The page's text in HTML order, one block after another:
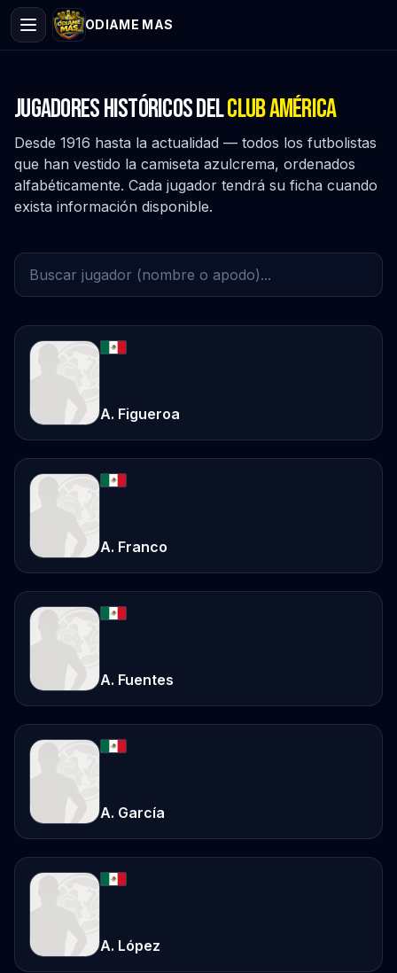
ODIAME MAS
Jugadores históricos delClub América
Desde 1916 hasta la actualidad — todos los futbolistas
que han vestido la camiseta azulcrema, ordenados
alfabéticamente. Cada jugador tendrá su ficha cuando
exista información disponible.
A. Figueroa
A. Franco
A. Fuentes
A. García
A. López